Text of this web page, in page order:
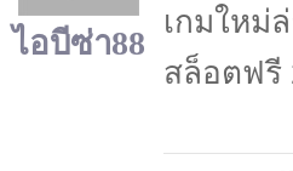
ไอบีซ่า88
เกมใหม่
สล็อตฟรี